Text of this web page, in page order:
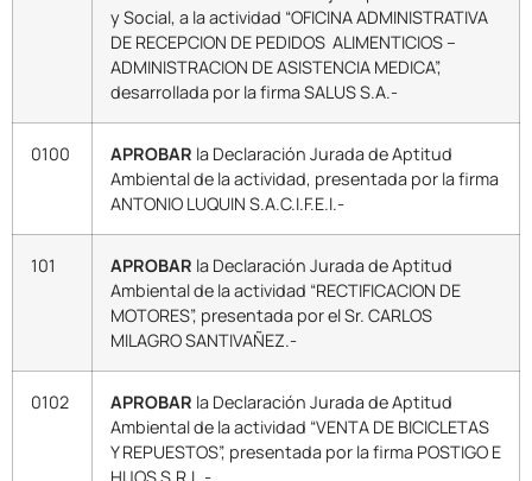
y Social, a la actividad “OFICINA ADMINISTRATIVA
DE RECEPCION DE PEDIDOS ALIMENTICIOS –
ADMINISTRACION DE ASISTENCIA MEDICA”,
desarrollada por la firma SALUS S.A.-
0100 APROBAR la Declaración Jurada de Aptitud
Ambiental de la actividad, presentada por la firma
ANTONIO LUQUIN S.A.C.I.F.E.I.-
101 APROBAR la Declaración Jurada de Aptitud
Ambiental de la actividad “RECTIFICACION DE
MOTORES”, presentada por el Sr. CARLOS
MILAGRO SANTIVAÑEZ.-
0102 APROBAR la Declaración Jurada de Aptitud
Ambiental de la actividad “VENTA DE BICICLETAS
Y REPUESTOS”, presentada por la firma POSTIGO E